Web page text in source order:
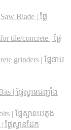
Blade | ផ្លែ
tile/concrete​ | ផ្លែ
grinders | ផ្លែឆាប
|​ ផ្លែស្វានជញ្ជាំង
|​ ផ្លែស្វានបេតុង
លែស្វានដែក